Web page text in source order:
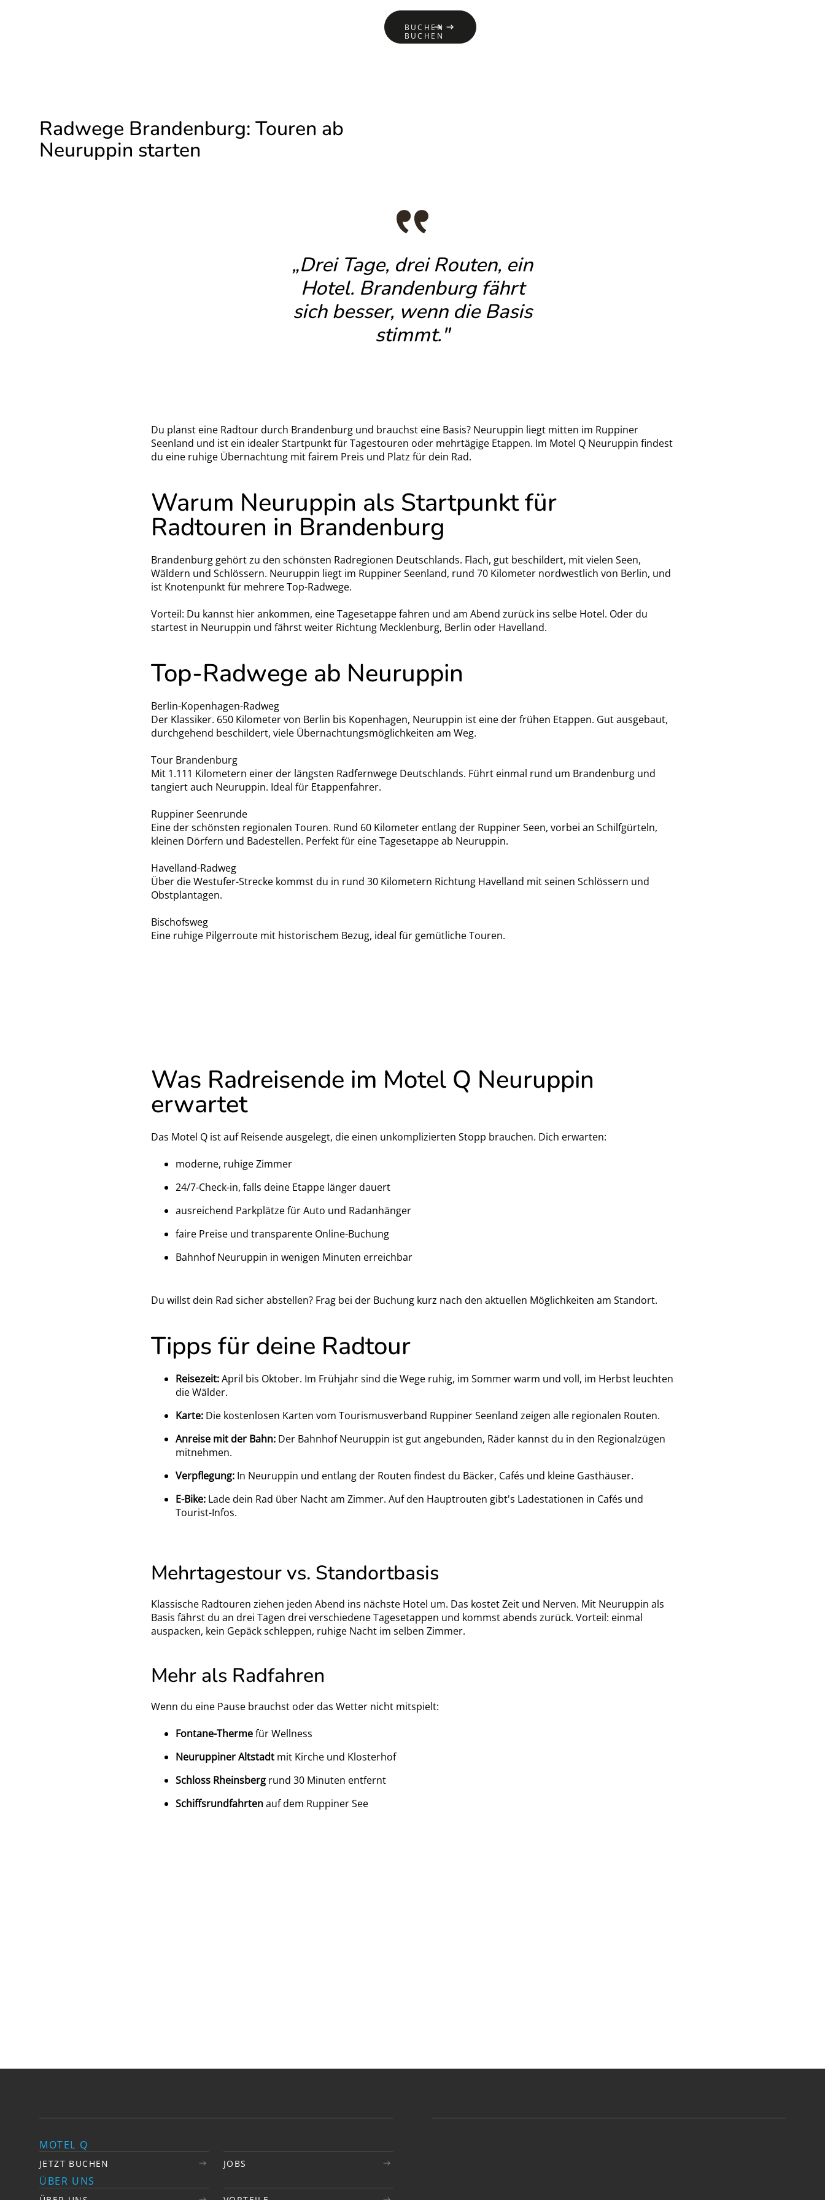
BUCHEN
BUCHEN
Radwege Brandenburg: Touren ab
Neuruppin starten
„Drei Tage, drei Routen, ein
Hotel. Brandenburg fährt
sich besser, wenn die Basis
stimmt."
Du planst eine Radtour durch Brandenburg und brauchst eine Basis? Neuruppin liegt mitten im Ruppiner
Seenland und ist ein idealer Startpunkt für Tagestouren oder mehrtägige Etappen. Im Motel Q Neuruppin findest
du eine ruhige Übernachtung mit fairem Preis und Platz für dein Rad.
Warum Neuruppin als Startpunkt für
Radtouren in Brandenburg
Brandenburg gehört zu den schönsten Radregionen Deutschlands. Flach, gut beschildert, mit vielen Seen,
Wäldern und Schlössern. Neuruppin liegt im Ruppiner Seenland, rund 70 Kilometer nordwestlich von Berlin, und
ist Knotenpunkt für mehrere Top-Radwege.
Vorteil: Du kannst hier ankommen, eine Tagesetappe fahren und am Abend zurück ins selbe Hotel. Oder du
startest in Neuruppin und fährst weiter Richtung Mecklenburg, Berlin oder Havelland.
Top-Radwege ab Neuruppin
Berlin-Kopenhagen-Radweg
Der Klassiker. 650 Kilometer von Berlin bis Kopenhagen, Neuruppin ist eine der frühen Etappen. Gut ausgebaut,
durchgehend beschildert, viele Übernachtungsmöglichkeiten am Weg.
Tour Brandenburg
Mit 1.111 Kilometern einer der längsten Radfernwege Deutschlands. Führt einmal rund um Brandenburg und
tangiert auch Neuruppin. Ideal für Etappenfahrer.
Ruppiner Seenrunde
Eine der schönsten regionalen Touren. Rund 60 Kilometer entlang der Ruppiner Seen, vorbei an Schilfgürteln,
kleinen Dörfern und Badestellen. Perfekt für eine Tagesetappe ab Neuruppin.
Havelland-Radweg
Über die Westufer-Strecke kommst du in rund 30 Kilometern Richtung Havelland mit seinen Schlössern und
Obstplantagen.
Bischofsweg
Eine ruhige Pilgerroute mit historischem Bezug, ideal für gemütliche Touren.
Was Radreisende im Motel Q Neuruppin
erwartet
Das Motel Q ist auf Reisende ausgelegt, die einen unkomplizierten Stopp brauchen. Dich erwarten:
moderne, ruhige Zimmer
24/7-Check-in, falls deine Etappe länger dauert
ausreichend Parkplätze für Auto und Radanhänger
faire Preise und transparente Online-Buchung
Bahnhof Neuruppin in wenigen Minuten erreichbar
Du willst dein Rad sicher abstellen? Frag bei der Buchung kurz nach den aktuellen Möglichkeiten am Standort.
Tipps für deine Radtour
Reisezeit:April bis Oktober. Im Frühjahr sind die Wege ruhig, im Sommer warm und voll, im Herbst leuchten
die Wälder.
Karte: Die kostenlosen Karten vom Tourismusverband Ruppiner Seenland zeigen alle regionalen Routen.
Anreise mit der Bahn: Der Bahnhof Neuruppin ist gut angebunden, Räder kannst du in den Regionalzügen
mitnehmen.
Verpflegung: In Neuruppin und entlang der Routen findest du Bäcker, Cafés und kleine Gasthäuser.
E-Bike: Lade dein Rad über Nacht am Zimmer. Auf den Hauptrouten gibt's Ladestationen in Cafés und
Tourist-Infos.
Mehrtagestour vs. Standortbasis
Klassische Radtouren ziehen jeden Abend ins nächste Hotel um. Das kostet Zeit und Nerven. Mit Neuruppin als
Basis fährst du an drei Tagen drei verschiedene Tagesetappen und kommst abends zurück. Vorteil: einmal
auspacken, kein Gepäck schleppen, ruhige Nacht im selben Zimmer.
Mehr als Radfahren
Wenn du eine Pause brauchst oder das Wetter nicht mitspielt:
Fontane-Thermefür Wellness
Neuruppiner Altstadt mit Kirche und Klosterhof
Schloss Rheinsberg rund 30 Minuten entfernt
Schiffsrundfahrtenauf dem Ruppiner See
MOTEL Q
JETZT BUCHEN JOBS
ÜBER UNS